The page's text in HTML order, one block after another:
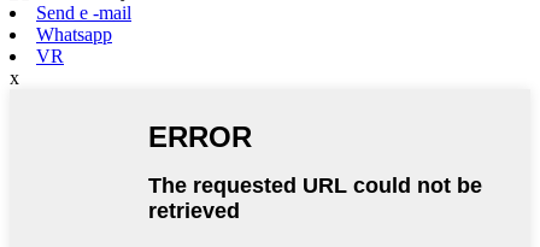
Send e -mail
Whatsapp
VR
x